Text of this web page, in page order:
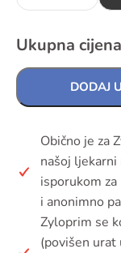
Ukupna
DODAJ
Obično je za
našoj
isporukom
i anonimno
Zyloprim se
(povišen urat